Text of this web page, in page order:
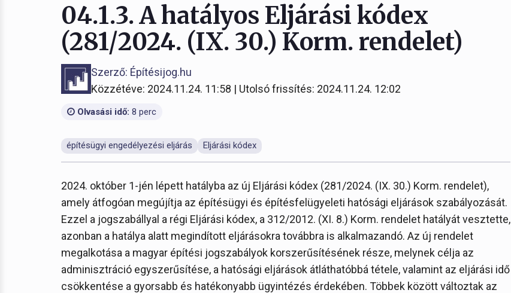
04.1.3. A hatályos Eljárási kódex
(281/2024. (IX. 30.) Korm. rendelet)
Szerző: Építésijog.hu
Közzétéve: 2024.11.24. 11:58 | Utolsó frissítés: 2024.11.24. 12:02
Olvasási idő: 8 perc
építésügyi engedélyezési eljárás Eljárási kódex
2024. október 1-jén lépett hatályba az új Eljárási kódex (281/2024. (IX. 30.) Korm. rendelet),
amely átfogóan megújítja az építésügyi és építésfelügyeleti hatósági eljárások szabályozását.
Ezzel a jogszabállyal a régi Eljárási kódex, a 312/2012. (XI. 8.) Korm. rendelet hatályát vesztette,
azonban a hatálya alatt megindított eljárásokra továbbra is alkalmazandó. Az új rendelet
megalkotása a magyar építési jogszabályok korszerűsítésének része, melynek célja az
adminisztráció egyszerűsítése, a hatósági eljárások átláthatóbbá tétele, valamint az eljárási idő
csökkentése a gyorsabb és hatékonyabb ügyintézés érdekében. Többek között változtak az